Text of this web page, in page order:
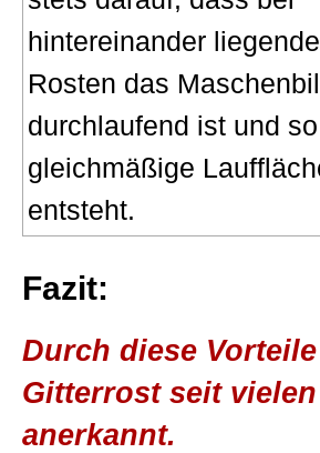
hintereinander
Rosten das
durchlaufend ist und
gleichmäßige
entsteht.
Fazit:
Durch diese
Gitterrost seit
anerkannt.